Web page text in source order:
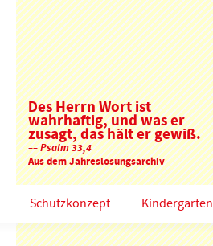
Des Herrn Wort ist
wahrhaftig, und was er
zusagt, das hält er gewiß.
–– Psalm 33,4
Aus dem Jahreslosungsarchiv
Schutzkonzept Kindergarten